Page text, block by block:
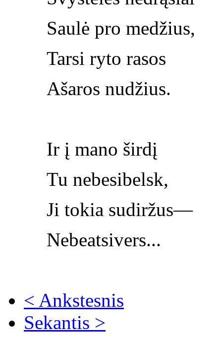
Saulė pro medžius,
Tarsi ryto rasos
Ašaros nudžius.
Ir į mano širdį
Tu nebesibelsk,
Ji tokia sudiržus—
Nebeatsivers...
< Ankstesnis
Sekantis >